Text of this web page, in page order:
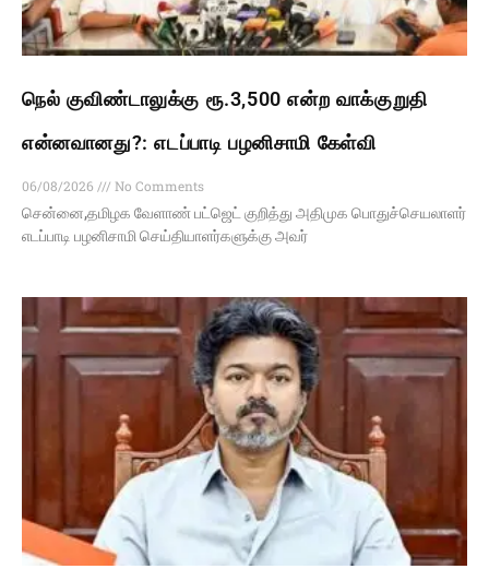
நெல் குவிண்டாலுக்கு ரூ.3,500 என்ற வாக்குறுதி
என்னவானது?: எடப்பாடி பழனிசாமி கேள்வி
06/08/2026
No Comments
சென்னை,தமிழக வேளாண் பட்ஜெட் குறித்து அதிமுக பொதுச்செயலாளர்
எடப்பாடி பழனிசாமி செய்தியாளர்களுக்கு அவர்